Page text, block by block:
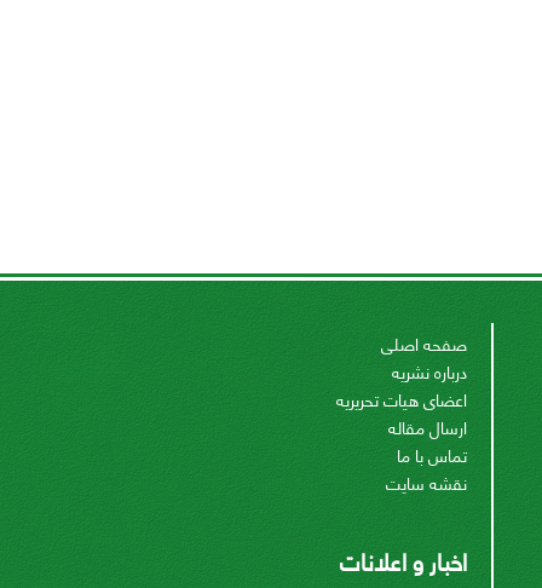
صفحه اصلی
درباره نشریه
اعضای هیات تحریریه
ارسال مقاله
تماس با ما
نقشه سایت
اخبار و اعلانات